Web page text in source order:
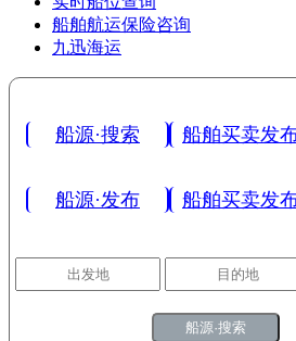
船舶航运保险咨询
九迅海运
船源·搜索 船舶买卖发
船源·发布 船舶买卖发
船源·搜索